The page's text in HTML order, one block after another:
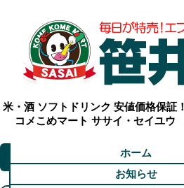
米・酒 ソフトドリンク 安値価格保証！
コメこめマート ササイ・セイユウ
ホーム
お知らせ